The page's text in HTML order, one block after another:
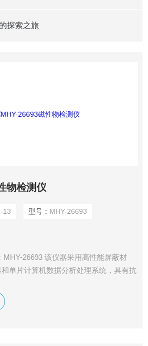
探索之旅
物检测仪
13 型号： MHY-26693
MHY-26693 该仪器采用高性能屏蔽材
单片计算机数据分析处理系统，具有抗
材料、粉末冶金、化工涂料等行业和领